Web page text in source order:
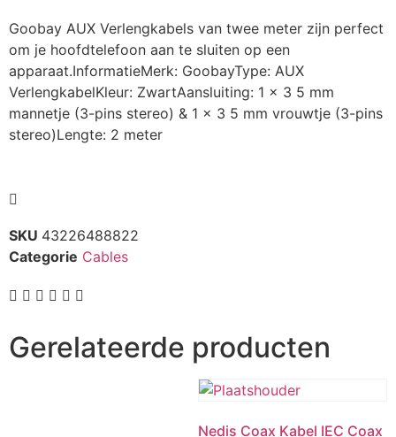
Goobay AUX Verlengkabels van twee meter zijn perfect
om je hoofdtelefoon aan te sluiten op een
apparaat.InformatieMerk: GoobayType: AUX
VerlengkabelKleur: ZwartAansluiting: 1 x 3 5 mm
mannetje (3-pins stereo) & 1 x 3 5 mm vrouwtje (3-pins
stereo)Lengte: 2 meter
SKU 43226488822
Categorie Cables
Gerelateerde producten
Nedis Coax Kabel IEC Coax